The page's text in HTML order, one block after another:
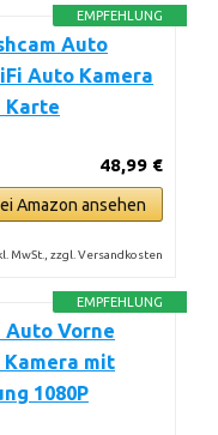
EMPFEHLUNG
Auto
Auto Kamera
Karte
48,99 €
Amazon ansehen
MwSt., zzgl. Versandkosten
EMPFEHLUNG
Auto Vorne
Kamera mit
1080P